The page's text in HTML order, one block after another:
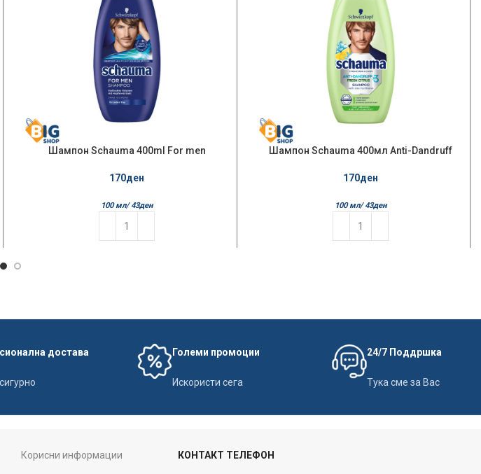
Шампон Schauma 400ml For men
170ден
100 мл/ 43ден
Шампон Schauma 400мл Anti-Dandruff
170ден
100 мл/ 43ден
достава Големи промоции
Искористи сега
24/7 Поддршка
Тука сме за Вас
Корисни информации КОНТАКТ ТЕЛЕФОН